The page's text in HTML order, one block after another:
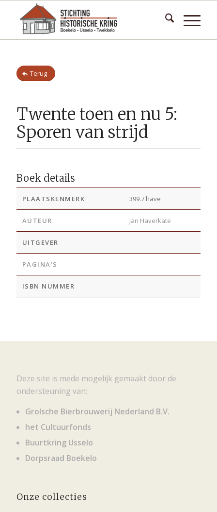
Terug
Twente toen en nu 5:
Sporen van strijd
Boek details
PLAATSKENMERK 399.7 have
AUTEUR Jan Haverkate
UITGEVER
PAGINA’S
ISBN NUMMER
Deze site is mede mogelijk gemaakt door de
ondersteuning van:
Grolsche Bierbrouwerij Nederland B.V.
het Cultuurfonds
Buurtkring Usselo
Dorpsraad Boekelo
Onze collecties